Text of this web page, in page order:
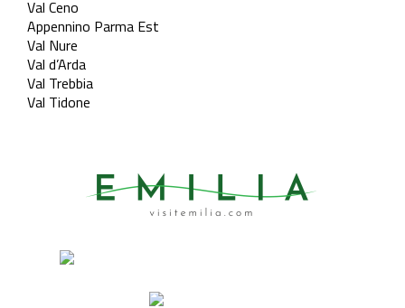
Val Ceno
Appennino Parma Est
Val Nure
Val d’Arda
Val Trebbia
Val Tidone